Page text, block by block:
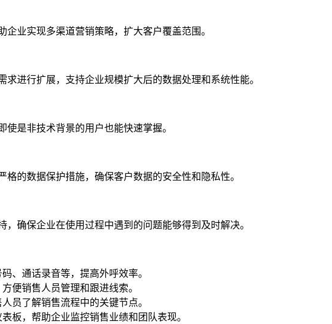
业实现多渠道营销策略，扩大客户覆盖范围。
进行扩展，支持企业规模扩大后的数据处理和系统性能。
是非技术背景的用户也能快速掌握。
的数据保护措施，确保客户数据的安全性和隐私性。
确保企业在使用过程中遇到的问题能够得到及时解决。
、通话录音等，提高外呼效率。
便销售人员管理和跟进线索。
员了解销售流程中的关键节点。
板，帮助企业监控销售业绩和团队表现。